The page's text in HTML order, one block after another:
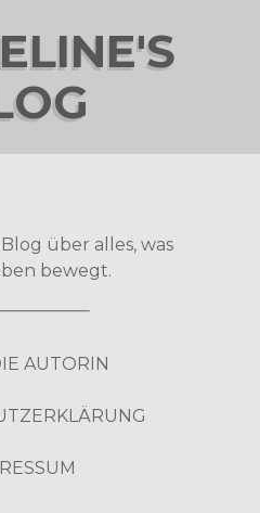
über alles, was
bewegt.
AUTORIN